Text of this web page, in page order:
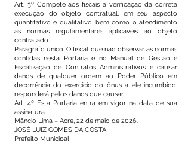
Art. 3º Compete aos fiscais a verificação da correta
execução do objeto contratual, em seu aspecto
quantitativo e qualitativo, bem como o atendimento
às normas regulamentares aplicáveis ao objeto
contratado.
Parágrafo único. O fiscal que não observar as normas
contidas nesta Portaria e no Manual de Gestão e
Fiscalização de Contratos Administrativos e causar
danos de qualquer ordem ao Poder Público em
decorrência do exercício do ônus a ele incumbido,
responderá pelos danos que causar.
Art. 4º Esta Portaria entra em vigor na data de sua
assinatura.
Mâncio Lima – Acre, 22 de maio de 2026.
JOSÉ LUIZ GOMES DA COSTA
Prefeito Municipal